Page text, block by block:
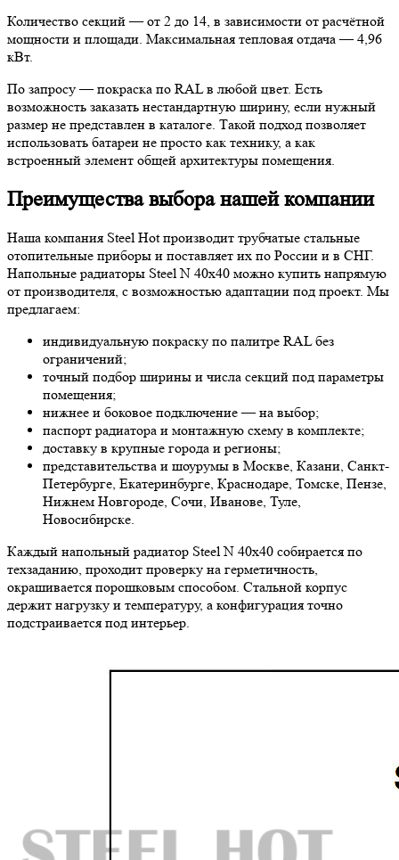
Количество секций — от 2 до 14, в зависимости от расчётной
мощности и площади. Максимальная тепловая отдача — 4,96
кВт.
По запросу — покраска по RAL в любой цвет. Есть
возможность заказать нестандартную ширину, если нужный
размер не представлен в каталоге. Такой подход позволяет
использовать батареи не просто как технику, а как
встроенный элемент общей архитектуры помещения.
Преимущества выбора нашей компании
Наша компания Steel Hot производит трубчатые стальные
отопительные приборы и поставляет их по России и в СНГ.
Напольные радиаторы Steel N 40х40 можно купить напрямую
от производителя, с возможностью адаптации под проект. Мы
предлагаем:
индивидуальную покраску по палитре RAL без
ограничений;
точный подбор ширины и числа секций под параметры
помещения;
нижнее и боковое подключение — на выбор;
паспорт радиатора и монтажную схему в комплекте;
доставку в крупные города и регионы;
представительства и шоурумы в Москве, Казани, Санкт-
Петербурге, Екатеринбурге, Краснодаре, Томске, Пензе,
Нижнем Новгороде, Сочи, Иванове, Туле,
Новосибирске.
Каждый напольный радиатор Steel N 40х40 собирается по
техзаданию, проходит проверку на герметичность,
окрашивается порошковым способом. Стальной корпус
держит нагрузку и температуру, а конфигурация точно
подстраивается под интерьер.